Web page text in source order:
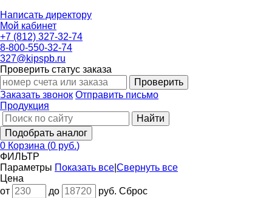
Написать директору
Мой кабинет
+7 (812) 327-32-74
8-800-550-32-74
327@kipspb.ru
Проверить статус заказа
Проверить
Заказать звонок Отправить письмо
Продукция
Найти
Подобрать аналог
0 Корзина (0 руб.)
ФИЛЬТР
Параметры Показать все Свернуть все
Цена
от
до руб. Сброс